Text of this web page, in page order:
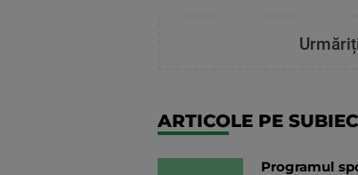
ARTICOLE PE
Programul